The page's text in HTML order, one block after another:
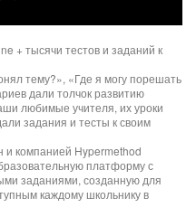
+ тысячи тестов и заданий к
тему?», «Где я могу порешать
дали толчок развитию
любимые учителя, их уроки
задания и тесты к своим
компанией Hypermethod
платформу с
заданиями, созданную для
каждому школьнику в